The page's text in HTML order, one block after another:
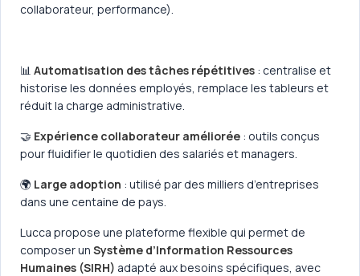
collaborateur, performance).
📊 Automatisation des tâches répétitives : centralise et
historise les données employés, remplace les tableurs et
réduit la charge administrative.
🤝 Expérience collaborateur améliorée : outils conçus
pour fluidifier le quotidien des salariés et managers.
🌍 Large adoption : utilisé par des milliers d’entreprises
dans une centaine de pays.
Lucca propose une plateforme flexible qui permet de
composer un Système d’Information Ressources
Humaines (SIRH) adapté aux besoins spécifiques, avec